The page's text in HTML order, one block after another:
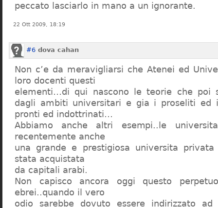
peccato lasciarlo in mano a un ignorante.
22 Ott 2009, 18:19
#6 dova cahan
Non c’e da meravigliarsi che Atenei ed
loro docenti questi
elementi…di qui nascono le teorie che poi
dagli ambiti universitari e gia i proseliti ed
pronti ed indottrinati…
Abbiamo anche altri esempi..le
recentemente anche
una grande e prestigiosa universita
stata acquistata
da capitali arabi.
Non capisco ancora oggi questo
ebrei..quando il vero
odio sarebbe dovuto essere indirizzato